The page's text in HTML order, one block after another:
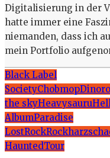
Digitalisierung in der
hatte immer eine
niemanden, dass ich
mein Portfolio
Black Label
SocietyChobmop
the skyHeavysauru
AlbumParadise
LostRockRockharz
HauntedTour